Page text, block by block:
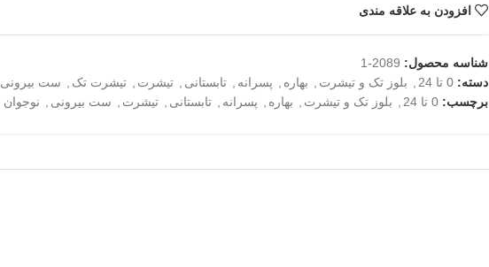
افزودن به علاقه مندی
شناسه محصول: 2089-1
دسته: 0 تا 24 بلوز تک و تیشرت بهاره پسرانه تابستانی تیشرت تیشرت تک ست بیرونی
برچسب: 0 تا 24 بلوز تک و تیشرت بهاره پسرانه تابستانی تیشرت ست بیرونی نوجوان